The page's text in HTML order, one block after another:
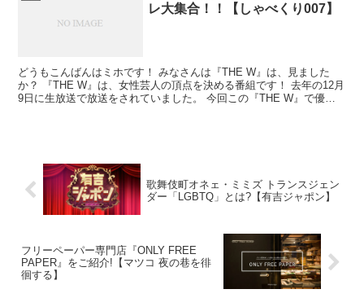
レ大集合！！【しゃべくり007】
どうもこんばんはミホです！ みなさんは『THE W』は、見ました
か？ 『THE W』は、女性芸人の頂点を決める番組です！ 去年の12月
9日に生放送で放送をされていました。 今回この『THE W』で優勝
歌舞伎町オネェ・ミミズ トランスジェン
ダー「LGBTQ」とは?【有吉ジャポン】
フリーペーパー専門店『ONLY FREE
PAPER』をご紹介!【マツコ 夜の巷を徘
徊する】